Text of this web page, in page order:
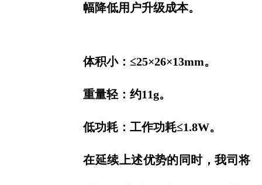
幅降低用户升级成本。
体积小：≤25×26×13mm。
重量轻：约11g。
低功耗：工作功耗≤1.8W。
在延续上述优势的同时，我司将